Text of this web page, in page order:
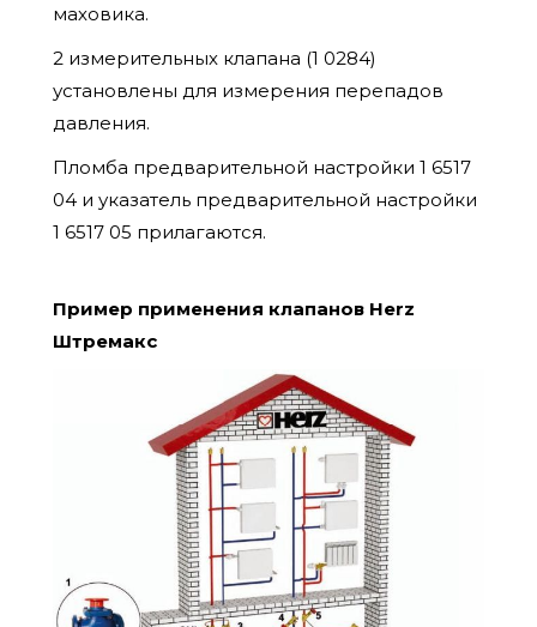
маховика.
2 измерительных клапана (1 0284)
установлены для измерения перепадов
давления.
Пломба предварительной настройки 1 6517
04 и указатель предварительной настройки
1 6517 05 прилагаются.
Пример применения клапанов Herz
Штремакс